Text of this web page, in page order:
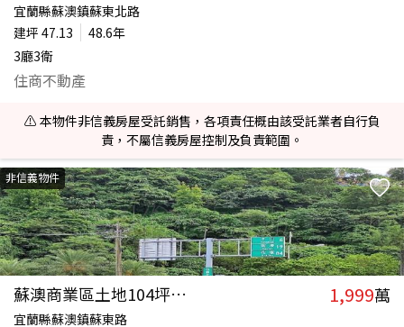
宜蘭縣蘇澳鎮蘇東北路
建坪 47.13
48.6年
3廳3衛
住商不動產
⚠️ 本物件非信義房屋受託銷售，各項責任概由該受託業者自行負
責，不屬信義房屋控制及負責範圍。
非信義物件
蘇澳商業區土地104坪大透 1,999萬
宜蘭縣蘇澳鎮蘇東路